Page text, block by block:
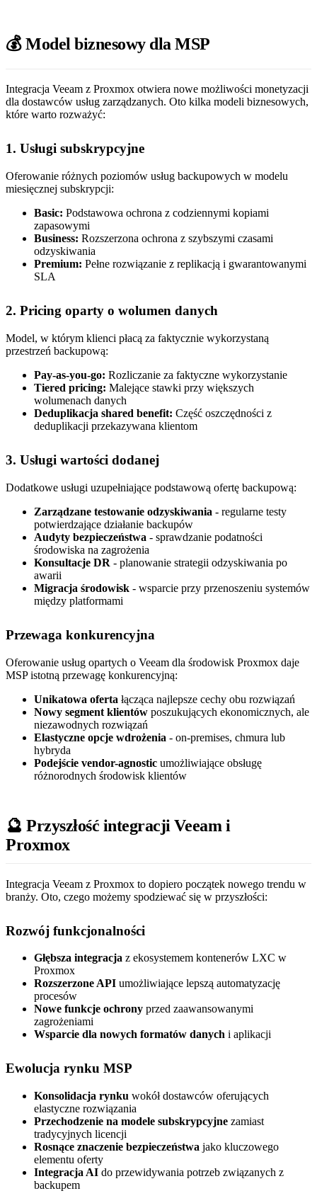
💰 Model biznesowy dla MSP
Integracja Veeam z Proxmox otwiera nowe możliwości monetyzacji
dla dostawców usług zarządzanych. Oto kilka modeli biznesowych,
które warto rozważyć:
1. Usługi subskrypcyjne
Oferowanie różnych poziomów usług backupowych w modelu
miesięcznej subskrypcji:
Basic: Podstawowa ochrona z codziennymi kopiami
zapasowymi
Business: Rozszerzona ochrona z szybszymi czasami
odzyskiwania
Premium: Pełne rozwiązanie z replikacją i gwarantowanymi
SLA
2. Pricing oparty o wolumen danych
Model, w którym klienci płacą za faktycznie wykorzystaną
przestrzeń backupową:
Pay-as-you-go: Rozliczanie za faktyczne wykorzystanie
Tiered pricing: Malejące stawki przy większych
wolumenach danych
Deduplikacja shared benefit: Część oszczędności z
deduplikacji przekazywana klientom
3. Usługi wartości dodanej
Dodatkowe usługi uzupełniające podstawową ofertę backupową:
Zarządzane testowanie odzyskiwania - regularne testy
potwierdzające działanie backupów
Audyty bezpieczeństwa - sprawdzanie podatności
środowiska na zagrożenia
Konsultacje DR - planowanie strategii odzyskiwania po
awarii
Migracja środowisk - wsparcie przy przenoszeniu systemów
między platformami
Przewaga konkurencyjna
Oferowanie usług opartych o Veeam dla środowisk Proxmox daje
MSP istotną przewagę konkurencyjną:
Unikatowa oferta łącząca najlepsze cechy obu rozwiązań
Nowy segment klientów poszukujących ekonomicznych, ale
niezawodnych rozwiązań
Elastyczne opcje wdrożenia - on-premises, chmura lub
hybryda
Podejście vendor-agnostic umożliwiające obsługę
różnorodnych środowisk klientów
🔮 Przyszłość integracji Veeam i
Proxmox
Integracja Veeam z Proxmox to dopiero początek nowego trendu w
branży. Oto, czego możemy spodziewać się w przyszłości:
Rozwój funkcjonalności
Głębsza integracja z ekosystemem kontenerów LXC w
Proxmox
Rozszerzone API umożliwiające lepszą automatyzację
procesów
Nowe funkcje ochrony przed zaawansowanymi
zagrożeniami
Wsparcie dla nowych formatów danych i aplikacji
Ewolucja rynku MSP
Konsolidacja rynku wokół dostawców oferujących
elastyczne rozwiązania
Przechodzenie na modele subskrypcyjne zamiast
tradycyjnych licencji
Rosnące znaczenie bezpieczeństwa jako kluczowego
elementu oferty
Integracja AI do przewidywania potrzeb związanych z
backupem